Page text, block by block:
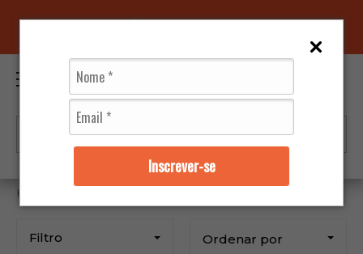
Inscrever-se
Filtro Ordenar por